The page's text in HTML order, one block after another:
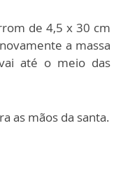
de 4,5 x 30 cm
a massa
até o meio das
as mãos da santa.